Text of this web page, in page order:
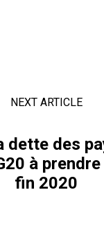
NEXT ARTICLE
dette des
à
fin 2020